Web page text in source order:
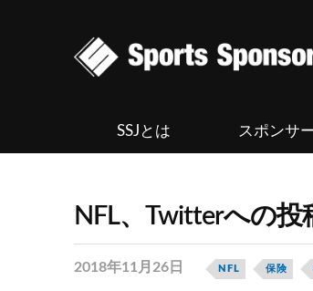
SSJとは スポンサ
NFL、Twitterへの
2018年11月26日 NFL 保険